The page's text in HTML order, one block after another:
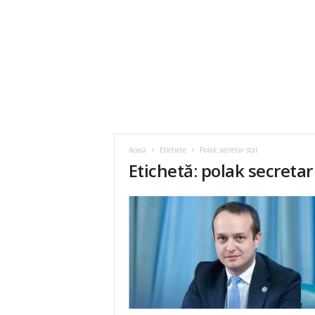
Acasă Etichete Polak secretar stat
Etichetă: polak